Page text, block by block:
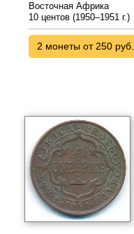
Восточная Африка
10 центов (1950–1951 г.)
2 монеты от 250 руб.